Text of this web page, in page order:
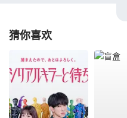
猜你喜欢